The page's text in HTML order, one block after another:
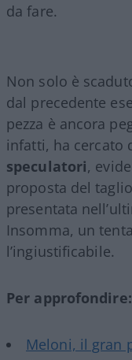
da fare.
Non solo è
dal precedente
pezza è ancora
infatti, ha cercato
speculatori,
proposta del
presentata
Insomma, un
l’ingiustificabile.
Per approfondire:
Meloni, il gran